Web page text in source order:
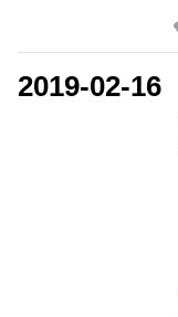
2019-02-16